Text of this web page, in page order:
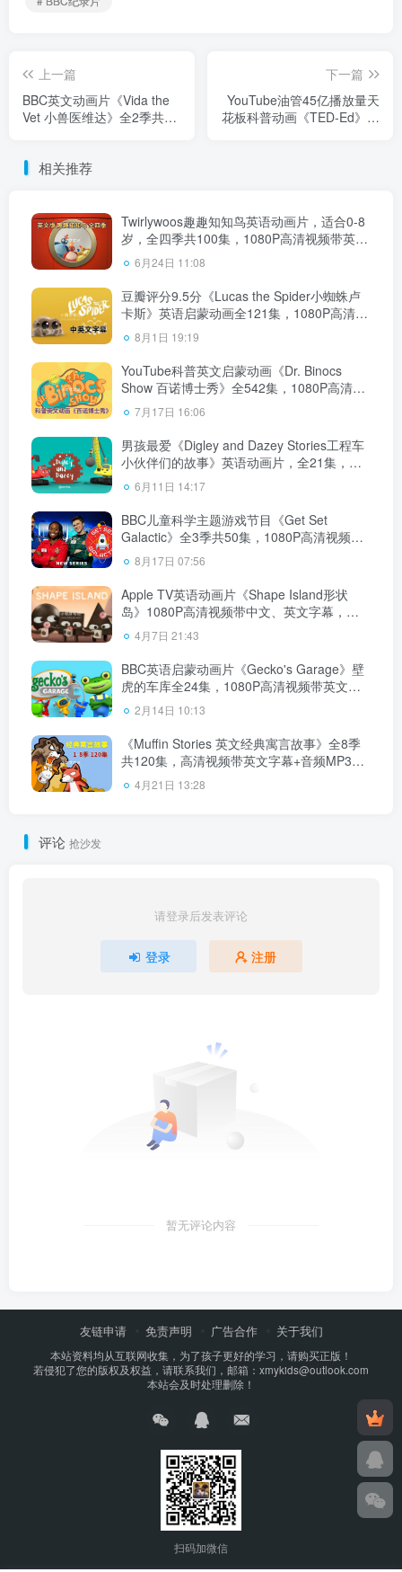
上一篇
BBC英文动画片《Vida the
Vet 小兽医维达》全2季共91
下一篇
YouTube油管45亿播放量天
花板科普动画《TED-Ed》全
相关推荐
Twirlywoos趣趣知知鸟英语动画片，适合0-8
岁，全四季共100集，1080P高清视频带英文
字幕，百度云网盘下载
6月24日 11:08
豆瓣评分9.5分《Lucas the Spider小蜘蛛卢
卡斯》英语启蒙动画全121集，1080P高清视
频带中英文字幕，百度云网盘下载！
8月1日 19:19
YouTube科普英文启蒙动画《Dr. Binocs
Show 百诺博士秀》全542集，1080P高清视
频带英文字幕，百度云网盘下载！
7月17日 16:06
男孩最爱《Digley and Dazey Stories工程车
小伙伴们的故事》英语动画片，全21集，
1080P高清视频带英文字幕，百度云网盘下
载！
6月11日 14:17
BBC儿童科学主题游戏节目《Get Set
Galactic》全3季共50集，1080P高清视频带
英文字幕，配套音频MP3，百度云网盘下
载！
8月17日 07:56
Apple TV英语动画片《Shape Island形状
岛》1080P高清视频带中文、英文字幕，百
度云网盘下载！
4月7日 21:43
BBC英语启蒙动画片《Gecko's Garage》壁
虎的车库全24集，1080P高清视频带英文字
幕，百度云网盘下载！
2月14日 10:13
《Muffin Stories 英文经典寓言故事》全8季
共120集，高清视频带英文字幕+音频MP3，
百度云网盘下载！
4月21日 13:28
评论 抢沙发
请登录后发表评论
登录 注册
暂无评论内容
友链申请 免责声明 广告合作 关于我们
本站资料均从互联网收集，为了孩子更好的学习，请购买正版！
若侵犯了您的版权及权益，请联系我们，邮箱：xmykids@outlook.com
本站会及时处理删除！
扫码加微信